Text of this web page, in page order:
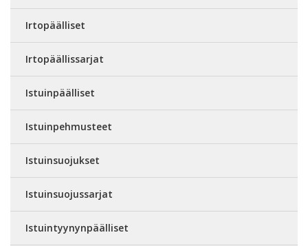
Irtopäälliset
Irtopäällissarjat
Istuinpäälliset
Istuinpehmusteet
Istuinsuojukset
Istuinsuojussarjat
Istuintyynynpäälliset